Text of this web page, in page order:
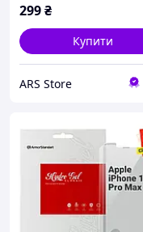
299₴
Купити
ARS Store